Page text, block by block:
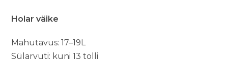
Holar väike
Mahutavus: 17–19L
Sülarvuti: kuni 13 tolli